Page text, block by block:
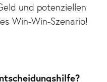
und potenziellen
Win-Win-Szenario!